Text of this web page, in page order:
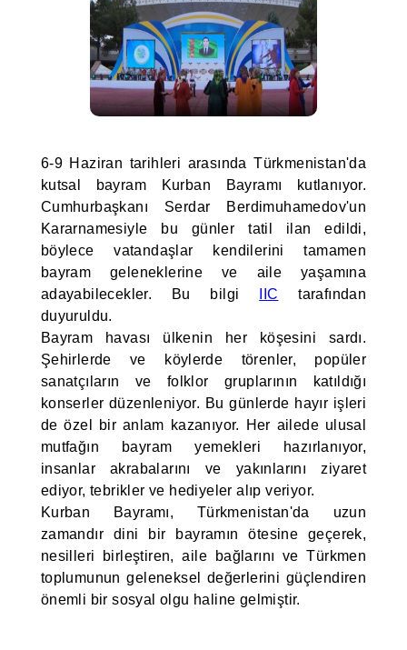
6-9 Haziran tarihleri arasında Türkmenistan'da
kutsal bayram Kurban Bayramı kutlanıyor.
Cumhurbaşkanı Serdar Berdimuhamedov'un
Kararnamesiyle bu günler tatil ilan edildi,
böylece vatandaşlar kendilerini tamamen
bayram geleneklerine ve aile yaşamına
adayabilecekler. Bu bilgi
IIC tarafından
duyuruldu.
Bayram havası ülkenin her köşesini sardı.
Şehirlerde ve köylerde törenler, popüler
sanatçıların ve folklor gruplarının katıldığı
konserler düzenleniyor. Bu günlerde hayır işleri
de özel bir anlam kazanıyor. Her ailede ulusal
mutfağın bayram yemekleri hazırlanıyor,
insanlar akrabalarını ve yakınlarını ziyaret
ediyor, tebrikler ve hediyeler alıp veriyor.
Kurban Bayramı, Türkmenistan'da uzun
zamandır dini bir bayramın ötesine geçerek,
nesilleri birleştiren, aile bağlarını ve Türkmen
toplumunun geleneksel değerlerini güçlendiren
önemli bir sosyal olgu haline gelmiştir.